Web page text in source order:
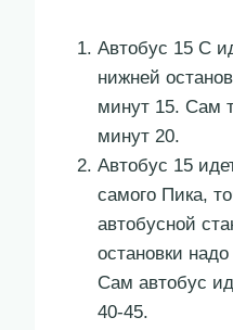
Автобус 15 С
нижней
минут 15. Сам
минут 20.
Автобус 15
самого Пика,
автобусной
остановки
Сам автобус
40-45.